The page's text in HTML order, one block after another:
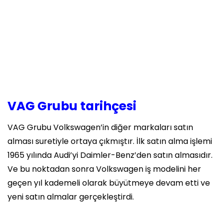
VAG Grubu tarihçesi
VAG Grubu Volkswagen’in diğer markaları satın
alması suretiyle ortaya çıkmıştır. İlk satın alma işlemi
1965 yılında Audi’yi Daimler-Benz’den satın almasıdır.
Ve bu noktadan sonra Volkswagen iş modelini her
geçen yıl kademeli olarak büyütmeye devam etti ve
yeni satın almalar gerçekleştirdi.​